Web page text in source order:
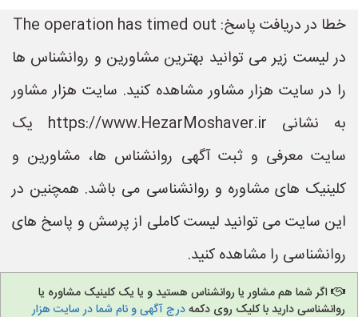
خطا در دریافت پاسخ: The operation has timed out
در لیست زیر می توانید بهترین مشاورین و روانشناس ها
را در سایت هزار مشاور مشاهده کنید. سایت هزار مشاور
به نشانی https://www.HezarMoshaver.ir یک
سایت معرفی و ثبت آگهی روانشناس ها، مشاورین و
کلینیک های مشاوره و روانشناسی می باشد. همچنین در
این سایت می توانید لیست کاملی از پرسش و پاسخ های
روانشناسی را مشاهده کنید.
اگر شما هم مشاور یا روانشناس هستید و یا یک کلینیک مشاوره یا
روانشناسی دارید با کلیک روی دکمهدرج آگهی و نام شما در سایت هزار